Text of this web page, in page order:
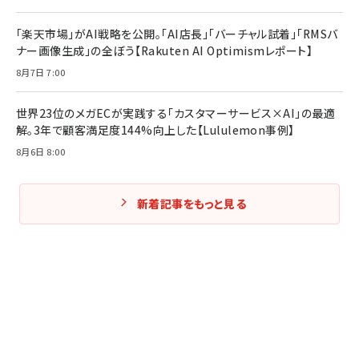
「楽天市場」がAI戦略を公開。「AI店長」「バーチャル試着」「RMSバ
ナー画像生成」の全ぼう【Rakuten AI Optimismレポート】
8月7日 7:00
世界23位のメガECが実践する「カスタマーサービス×AI」の最適
解。3年で顧客満足度144%向上した【Lululemon事例】
8月6日 8:00
新着記事をもっと見る